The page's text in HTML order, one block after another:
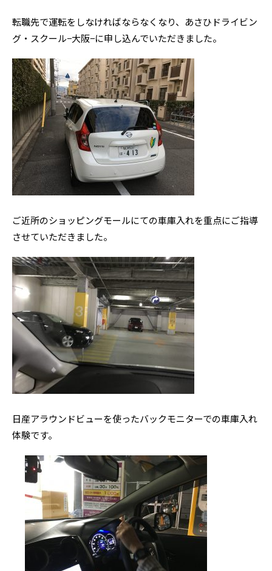
転職先で運転をしなければならなくなり、あさひドライビン
グ・スクール−大阪−に申し込んでいただきました。
ご近所のショッピングモールにての車庫入れを重点にご指導
させていただきました。
日産アラウンドビューを使ったバックモニターでの車庫入れ
体験です。